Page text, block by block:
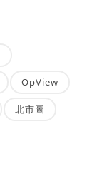
OpView
北市圖